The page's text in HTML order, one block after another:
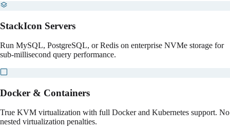
StackIcon Servers
Run MySQL, PostgreSQL, or Redis on enterprise NVMe storage for
sub-millisecond query performance.
Docker & Containers
True KVM virtualization with full Docker and Kubernetes support. No
nested virtualization penalties.